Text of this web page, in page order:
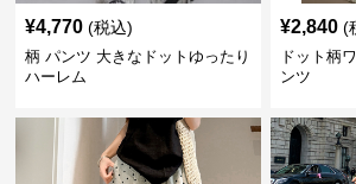
¥4,770 (税込)
柄 パンツ 大きなドットゆったり
ハーレム
¥2,840 (
ドット柄
ンツ